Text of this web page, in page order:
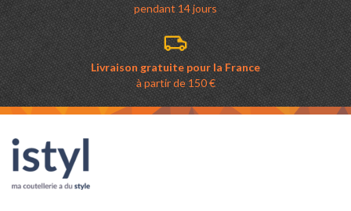
pendant 14 jours
Livraison gratuite pour la France
à partir de 150 €